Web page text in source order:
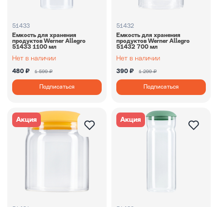
51433
Емкость для хранения
продуктов Werner Allegro
51433 1100 мл
480 ₽ 1 599 ₽
Подписаться
51432
Емкость для хранения
продуктов Werner Allegro
51432 700 мл
390 ₽ 1 299 ₽
Подписаться
Акция Акция